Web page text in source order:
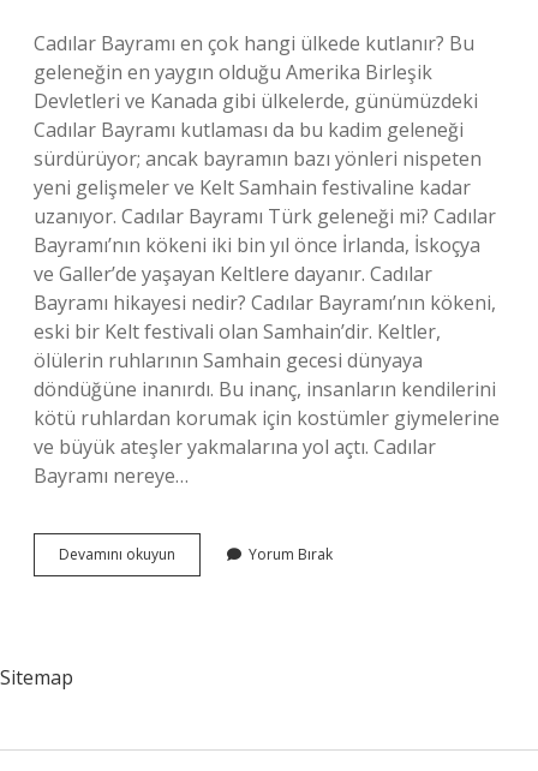
Cadılar Bayramı en çok hangi ülkede kutlanır? Bu
geleneğin en yaygın olduğu Amerika Birleşik
Devletleri ve Kanada gibi ülkelerde, günümüzdeki
Cadılar Bayramı kutlaması da bu kadim geleneği
sürdürüyor; ancak bayramın bazı yönleri nispeten
yeni gelişmeler ve Kelt Samhain festivaline kadar
uzanıyor. Cadılar Bayramı Türk geleneği mi? Cadılar
Bayramı’nın kökeni iki bin yıl önce İrlanda, İskoçya
ve Galler’de yaşayan Keltlere dayanır. Cadılar
Bayramı hikayesi nedir? Cadılar Bayramı’nın kökeni,
eski bir Kelt festivali olan Samhain’dir. Keltler,
ölülerin ruhlarının Samhain gecesi dünyaya
döndüğüne inanırdı. Bu inanç, insanların kendilerini
kötü ruhlardan korumak için kostümler giymelerine
ve büyük ateşler yakmalarına yol açtı. Cadılar
Bayramı nereye…
Devamını okuyun
Bayramı
Yorum Bırak
Sitemap